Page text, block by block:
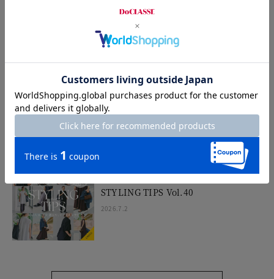
STYLING TIPS Vol.42
STYLING TIPS Vol.41
2026.7.9
STYLING TIPS Vol.40
2026.7.2